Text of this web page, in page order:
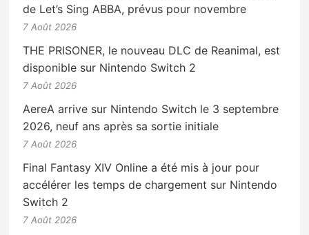
de Let’s Sing ABBA, prévus pour novembre
7 Août 2026
THE PRISONER, le nouveau DLC de Reanimal, est
disponible sur Nintendo Switch 2
7 Août 2026
AereA arrive sur Nintendo Switch le 3 septembre
2026, neuf ans après sa sortie initiale
7 Août 2026
Final Fantasy XIV Online a été mis à jour pour
accélérer les temps de chargement sur Nintendo
Switch 2
7 Août 2026